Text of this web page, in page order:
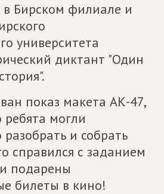
в Бирском филиале и
университета
диктант "Один
показ макета АК-47,
ребята могли
и собрать
справился с заданием
подарены
билеты в кино!